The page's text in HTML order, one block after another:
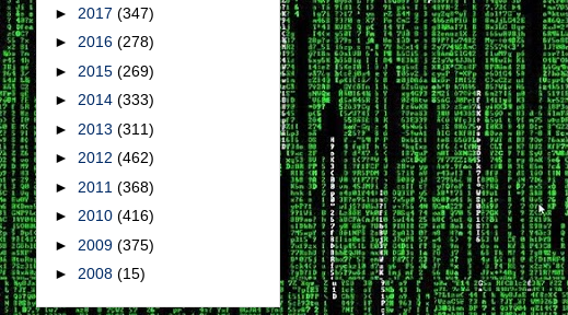
► 2017 (347)
► 2016 (278)
► 2015 (269)
► 2014 (333)
► 2013 (311)
► 2012 (462)
► 2011 (368)
► 2010 (416)
► 2009 (375)
► 2008 (15)